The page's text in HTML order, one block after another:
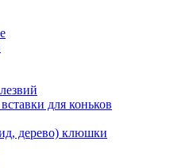
для коньков
дерево) клюшки